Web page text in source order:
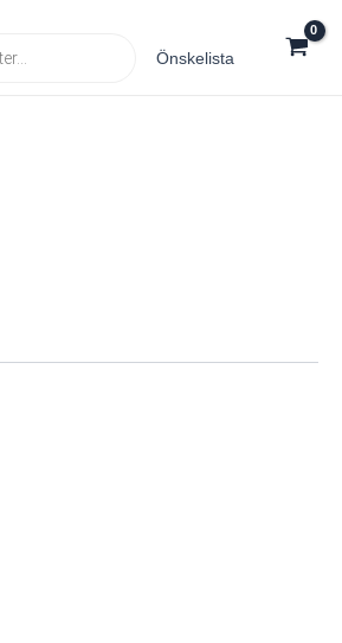
Önskelista